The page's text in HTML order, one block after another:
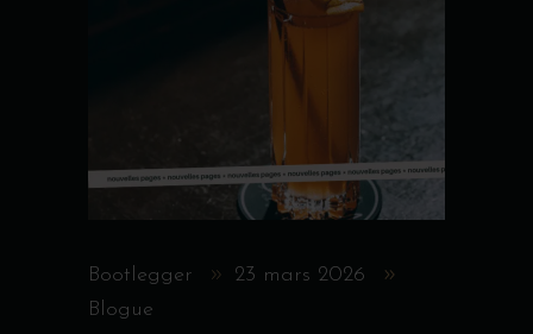
Bootlegger
23 mars 2026
Blogue